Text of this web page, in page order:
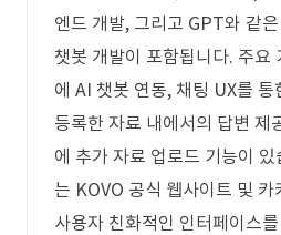
엔드 개발, 그리고 GPT와 같
챗봇 개발이 포함됩니다. 주요
에 AI 챗봇 연동, 채팅 UX를
등록한 자료 내에서의 답변 제
에 추가 자료 업로드 기능이
는 KOVO 공식 웹사이트 및
사용자 친화적인 인터페이스